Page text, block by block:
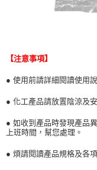
【注意事項】
● 使用前請詳細閱讀使用
● 化工產品請放置陰涼及
● 如收到產品時發現產品
上班時間，幫您處理。
● 煩請閱讀產品規格及各